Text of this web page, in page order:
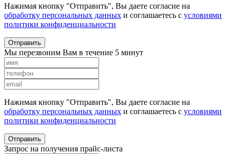
Нажимая кнопку "Отправить", Вы даете согласие на
обработку персональных данных и соглашаетесь с условиями
политики конфиденциальности
Отправить
Мы перезвоним Вам в течение 5 минут
Нажимая кнопку "Отправить", Вы даете согласие на
обработку персональных данных и соглашаетесь с условиями
политики конфиденциальности
Отправить
Запрос на получения прайс-листа